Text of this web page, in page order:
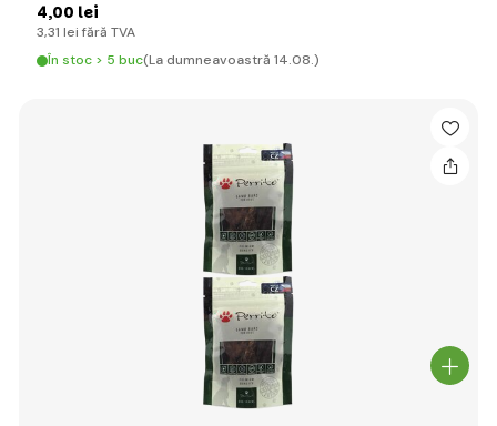
4,00 lei
3,31 lei fără TVA
În stoc > 5 buc(La dumneavoastră 14.08.)